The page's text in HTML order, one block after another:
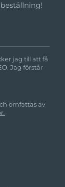
jag till att få
Jag förstår
omfattas av